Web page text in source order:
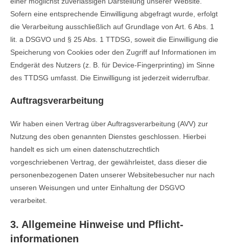
Sofern eine entsprechende Einwilligung abgefragt wurde, erfolgt
die Verarbeitung ausschließlich auf Grundlage von Art. 6 Abs. 1
lit. a DSGVO und § 25 Abs. 1 TTDSG, soweit die Einwilligung die
Speicherung von Cookies oder den Zugriff auf Informationen im
Endgerät des Nutzers (z. B. für Device-Fingerprinting) im Sinne
des TTDSG umfasst. Die Einwilligung ist jederzeit widerrufbar.
Auftragsverarbeitung
Wir haben einen Vertrag über Auftragsverarbeitung (AVV) zur
Nutzung des oben genannten Dienstes geschlossen. Hierbei
handelt es sich um einen datenschutzrechtlich
vorgeschriebenen Vertrag, der gewährleistet, dass dieser die
personenbezogenen Daten unserer Websitebesucher nur nach
unseren Weisungen und unter Einhaltung der DSGVO
verarbeitet.
3. Allgemeine Hinweise und Pflicht­
informationen